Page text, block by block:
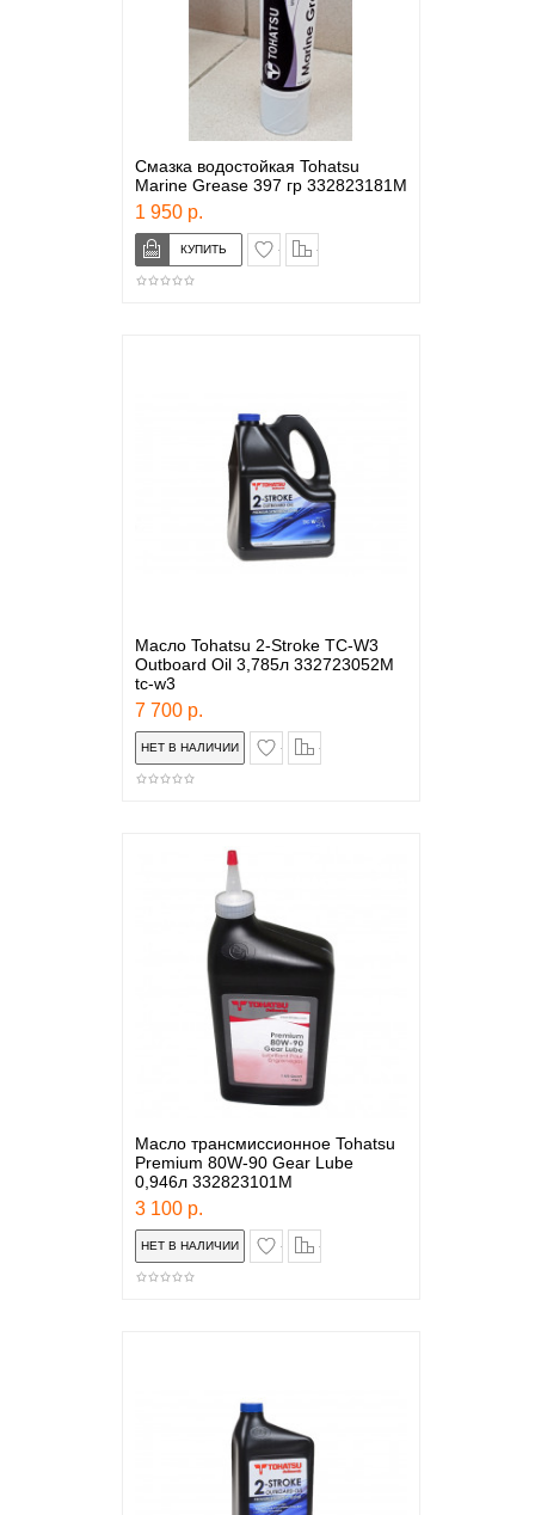
Смазка водостойкая Tohatsu
Marine Grease 397 гр 332823181M
1 950 р.
в закладки
Масло Tohatsu 2-Stroke TC-W3
Outboard Oil 3,785л 332723052M
tc-w3
7 700 р.
в закладки
Масло трансмиссионное Tohatsu
Premium 80W-90 Gear Lube
0,946л 332823101M
3 100 р.
в закладки